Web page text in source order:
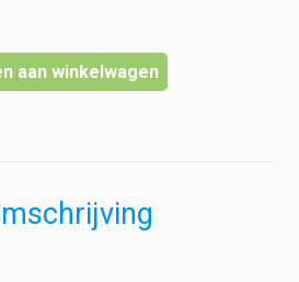
aan winkelwagen